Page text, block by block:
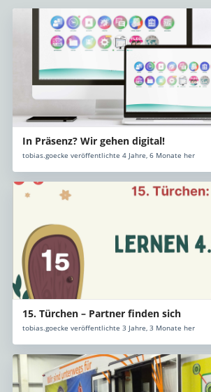
In Präsenz? Wir gehen digital!
tobias.goecke veröffentlichte 4 Jahre, 6 Monate her
15. Türchen – Partner finden sich
tobias.goecke veröffentlichte 3 Jahre, 3 Monate her